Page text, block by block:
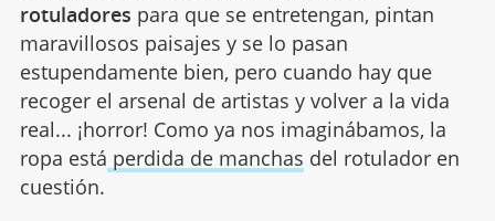
rotuladores para que se entretengan, pintan
maravillosos paisajes y se lo pasan
estupendamente bien, pero cuando hay que
recoger el arsenal de artistas y volver a la vida
real... ¡horror! Como ya nos imaginábamos, la
ropa está perdida de manchas del rotulador en
cuestión.